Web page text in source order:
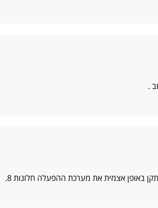
באופן אצמית את מערכת ההפעלה חלונות 8.